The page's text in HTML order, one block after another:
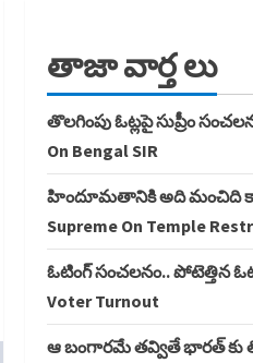
తాజా వార్త లు
తొలగింపు ఓట్లపై సుప్రీం
On Bengal SIR
హిందూమతానికి అది మంచిది
Supreme On Temple
ఓటింగ్ సంచలనం.. పోటెత్తిన
Voter Turnout
ఆ బంగారమే తవ్వితే భారత్ కు